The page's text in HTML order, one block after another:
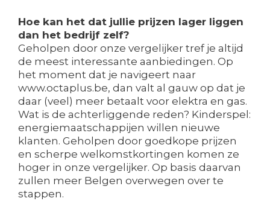
Hoe kan het dat jullie prijzen lager liggen
dan het bedrijf zelf?
Geholpen door onze vergelijker tref je altijd
de meest interessante aanbiedingen. Op
het moment dat je navigeert naar
www.octaplus.be, dan valt al gauw op dat je
daar (veel) meer betaalt voor elektra en gas.
Wat is de achterliggende reden? Kinderspel:
energiemaatschappijen willen nieuwe
klanten. Geholpen door goedkope prijzen
en scherpe welkomstkortingen komen ze
hoger in onze vergelijker. Op basis daarvan
zullen meer Belgen overwegen over te
stappen.